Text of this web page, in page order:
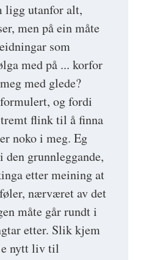
ligg utanfor alt,
men på ein måte
som
med på ... korfor
med glede?
og fordi
flink til å finna
noko i meg. Eg
grunnleggande,
etter meining at
nærværet av det
måte går rundt i
etter. Slik kjem
nytt liv til